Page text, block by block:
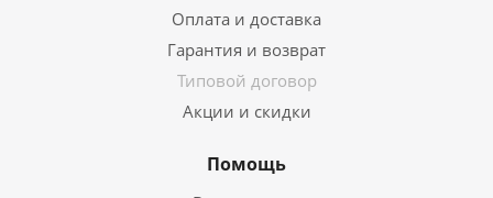
Оплата и доставка
Гарантия и возврат
Типовой договор
Акции и скидки
Помощь